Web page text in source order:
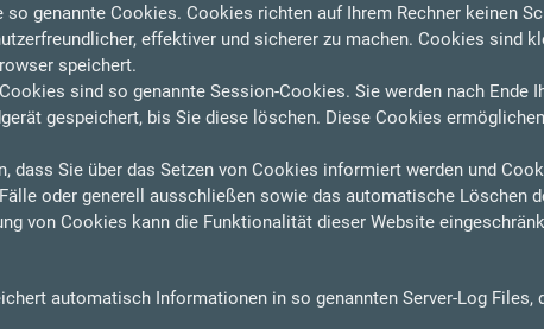
genannte Cookies. Cookies richten auf Ihrem Rechner keinen
effektiver und sicherer zu machen. Cookies sind
speichert.
sind so genannte Session-Cookies. Sie werden nach Ende
gespeichert, bis Sie diese löschen. Diese Cookies
dass Sie über das Setzen von Cookies informiert werden und
oder generell ausschließen sowie das automatische Löschen
von Cookies kann die Funktionalität dieser Website
automatisch Informationen in so genannten Server-Log